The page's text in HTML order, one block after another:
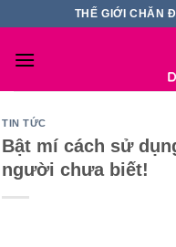
content
THẾ GIỚI CHĂN
TIN TỨC
Bật mí cách sử
người chưa biết!